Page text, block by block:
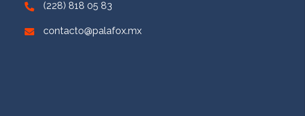
(228) 818 05 83
contacto@palafox.mx